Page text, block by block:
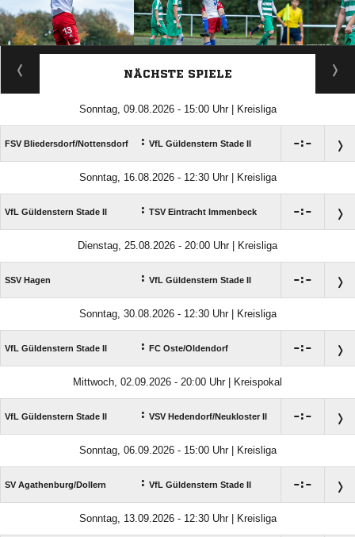
ANZEIGE
NÄCHSTE SPIELE
Sonntag, 09.08.2026 - 15:00 Uhr | Kreisliga
FSV Bliedersdorf/​Nottensdorf : VfL Güldenstern Stade II :
Sonntag, 16.08.2026 - 12:30 Uhr | Kreisliga
VfL Güldenstern Stade II : TSV Eintracht Immenbeck :
Dienstag, 25.08.2026 - 20:00 Uhr | Kreisliga
SSV Hagen : VfL Güldenstern Stade II :
Sonntag, 30.08.2026 - 12:30 Uhr | Kreisliga
VfL Güldenstern Stade II : FC Oste/​Oldendorf :
Mittwoch, 02.09.2026 - 20:00 Uhr | Kreispokal
VfL Güldenstern Stade II : VSV Hedendorf/​Neukloster II :
Sonntag, 06.09.2026 - 15:00 Uhr | Kreisliga
SV Agathenburg/​Dollern : VfL Güldenstern Stade II :
Sonntag, 13.09.2026 - 12:30 Uhr | Kreisliga